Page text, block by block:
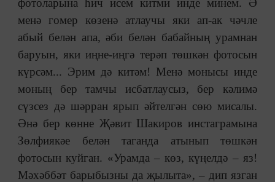
фотоларына һич исем китми инде минем. Ә
менә гомер көзенә атлаучы яки ап-ак чәчле
абый белән апа, әби белән бабайның урамнан
баруын, яки иңне-иңгә терәп төшкән фотосын
күрсәм... Эрим дә китәм! Менә монысы инде
моның бер тамчы исбатлаусыз, бер кәлимә
сүзсез дә шәрран ярып әйтелгән сөю мисалы.
Әнә бер көнне Җәвит Шакиров инстаграмына
Зөлфиякәе белән таганда атынып төшкән
фотосын куйган. «Урамда ‒ көз, күңелдә ‒ яз!
Мәхәббәт барыбызны да җылыта», ‒ дип язган